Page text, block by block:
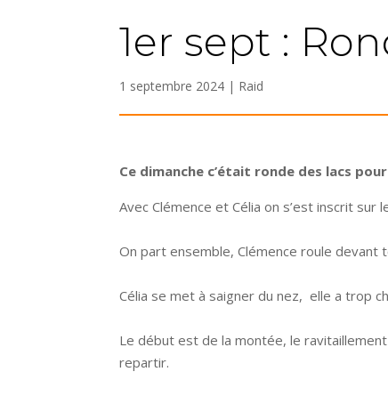
1er sept :
1 septembre 2024 | Raid
Ce dimanche c’était ronde des lacs
Avec Clémence et Célia on s’est inscrit
On part ensemble, Clémence roule devant
Célia se met à saigner du nez, elle a trop
Le début est de la montée, le
repartir.